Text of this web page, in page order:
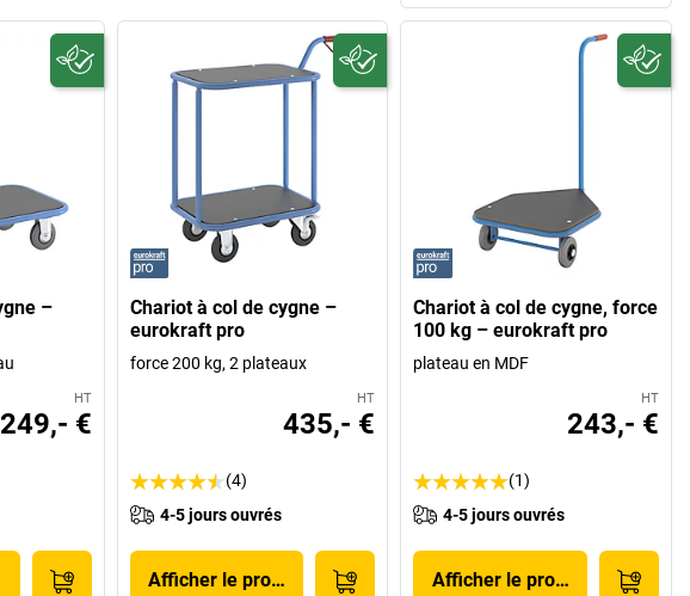
–
HT
249,- €
Chariot à col de cygne –
eurokraft pro
force 200 kg, 2 plateaux
HT
435,- €
(4)
4-5 jours ouvrés
Afficher le produit
Chariot à col de cygne, force
100 kg – eurokraft pro
plateau en MDF
HT
243,- €
(1)
4-5 jours ouvrés
Afficher le produit